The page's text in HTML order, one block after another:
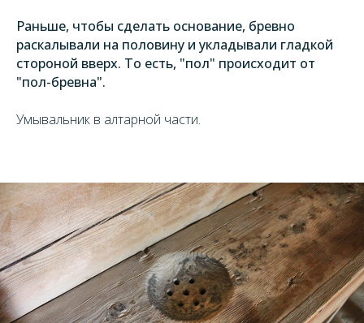
Раньше, чтобы сделать основание, бревно
раскалывали на половину и укладывали гладкой
стороной вверх. То есть, "пол" происходит от
"пол-бревна".
Умывальник в алтарной части.